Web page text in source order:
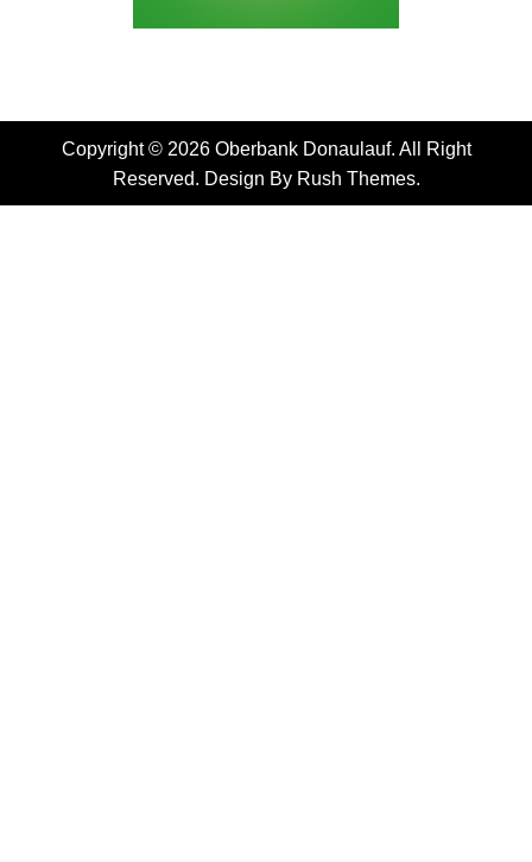
Copyright © 2026 Oberbank Donaulauf. All Right
Reserved. Design By Rush Themes.